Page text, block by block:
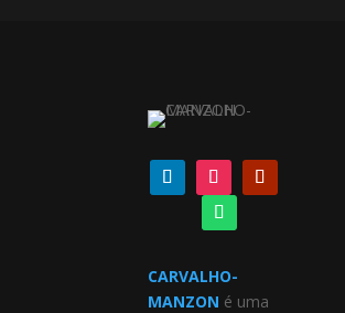
CARVALHO-
MANZON é uma